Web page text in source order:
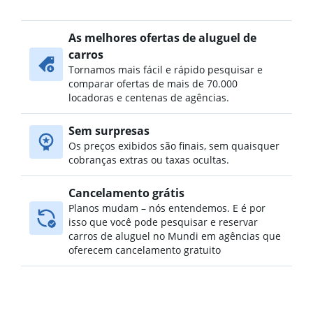
As melhores ofertas de aluguel de
carros
Tornamos mais fácil e rápido pesquisar e
comparar ofertas de mais de 70.000
locadoras e centenas de agências.
Sem surpresas
Os preços exibidos são finais, sem quaisquer
cobranças extras ou taxas ocultas.
Cancelamento grátis
Planos mudam – nós entendemos. E é por
isso que você pode pesquisar e reservar
carros de aluguel no Mundi em agências que
oferecem cancelamento gratuito